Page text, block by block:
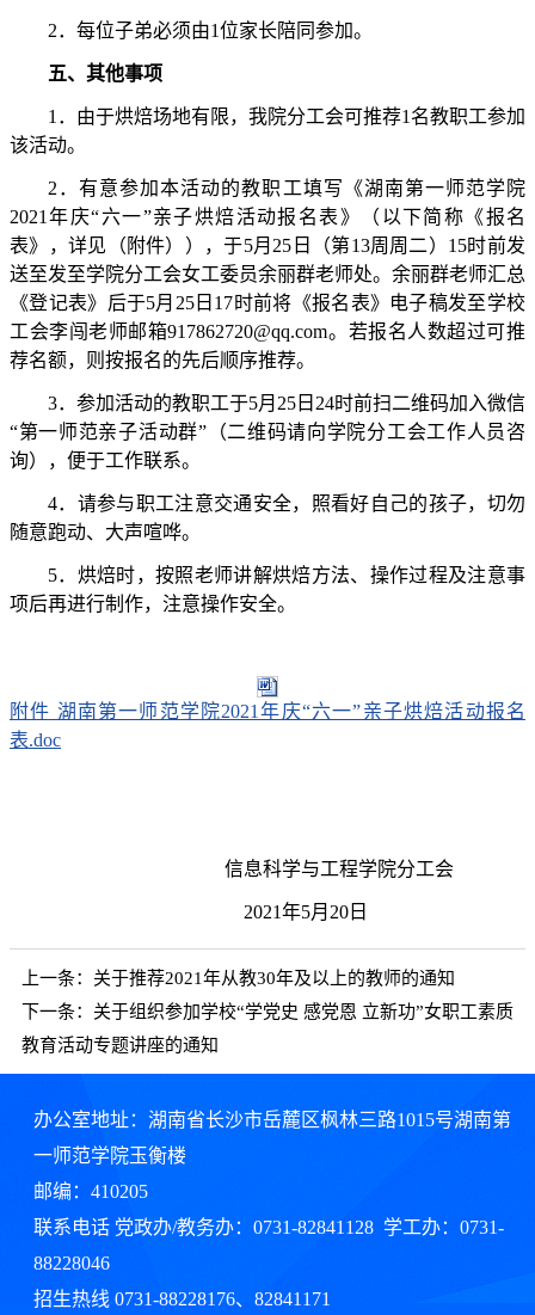
2．每位子弟必须由1位家长陪同参加。
五、其他事项
1 ．由于烘焙场地有限，我院分工会可推荐1 名教职工参加
该活动。
2 ．有意参加本活动的教职工填写《湖南第一师范学院
2021 年庆“六一”亲子烘焙活动报名表》（以下简称《报名
表》，详见（附件）），于5月 25 日（第13周周二） 15时前发
送至发至学院分工会女工委员余丽群老师处。余丽群老师汇总
《登记表》后于5月 25日 17时前将《报名表》电子稿发至学校
工会李闯老师邮箱917862720@qq.com。若报名人数超过可推
荐名额，则按报名的先后顺序推荐。
3．参加活动的教职工于5月 25 日 24时前扫二维码加入微信
“第一师范亲子活动群”（二维码请向学院分工会工作人员咨
询），便于工作联系。
4．请参与职工注意交通安全，照看好自己的孩子，切勿
随意跑动、大声喧哗。
5．烘焙时，按照老师讲解烘焙方法、操作过程及注意事
项后再进行制作，注意操作安全。
附件 湖南第一师范学院2021年庆“六一”亲子烘焙活动报名
表.doc
信息科学与工程学院分工会
2021年5月 20 日
上一条： 关于推荐2021年从教30年及以上的教师的通知
下一条： 关于组织参加学校“学党史 感党恩 立新功”女职工素质
教育活动专题讲座的通知
办公室地址：湖南省长沙市岳麓区枫林三路1015号湖南第
一师范学院玉衡楼
邮编：410205
联系电话 党政办/教务办：0731-82841128 学工办：0731-
88228046
招生热线 0731-88228176、82841171